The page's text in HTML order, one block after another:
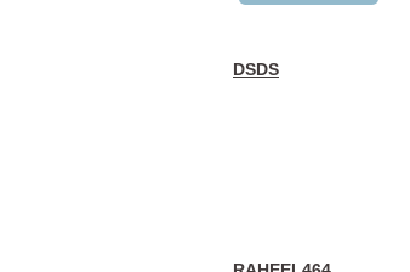
DSDS